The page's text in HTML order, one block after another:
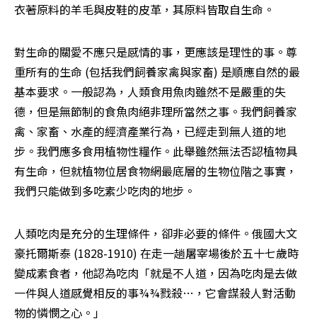
衣著原料的羊毛與皮鞋的皮革，其原料皆取自生命。
對生命的關愛不應只是感情的事，更應該是理性的事。尊
重所有的生命 (包括我們飼養家禽與家畜) 是順應自然的最
基本要求。一般認為，人類食用魚肉雖然不是嚴重的失
德，但是無節制的食魚肉絕非理所當然之事。我們飼養家
禽、家畜、水產的經濟產業行為，已經走到無人道的地
步。我們應多食用植物性糧作。此舉雖然無法否認植物具
有生命，但就植物位居食物網最底層的生物位階之事實，
我們只能做到多吃素少吃肉的地步。
人類吃肉是充分的生理條件，卻非必要的條件。俄國大文
豪托爾斯泰 (1828-1910) 在走一趟屠宰場後於五十七歲時
變成素食者，他認為吃肉「就是不人道，因為吃肉是去做
一件與人道感覺相反的事¾¾戮殺…，它會謀殺人對活動
物的憐憫之心。」